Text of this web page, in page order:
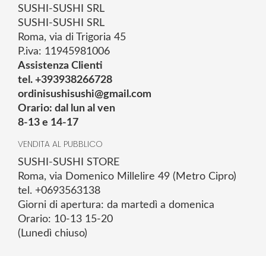
SUSHI-SUSHI SRL
SUSHI-SUSHI SRL
Roma, via di Trigoria 45
P.iva: 11945981006
Assistenza Clienti
tel. +393938266728
ordinisushisushi@gmail.com
Orario: dal lun al ven
8-13 e 14-17
VENDITA AL PUBBLICO
SUSHI-SUSHI STORE
Roma, via Domenico Millelire 49 (Metro Cipro)
tel. +0693563138
Giorni di apertura: da martedì a domenica
Orario: 10-13 15-20
(Lunedì chiuso)